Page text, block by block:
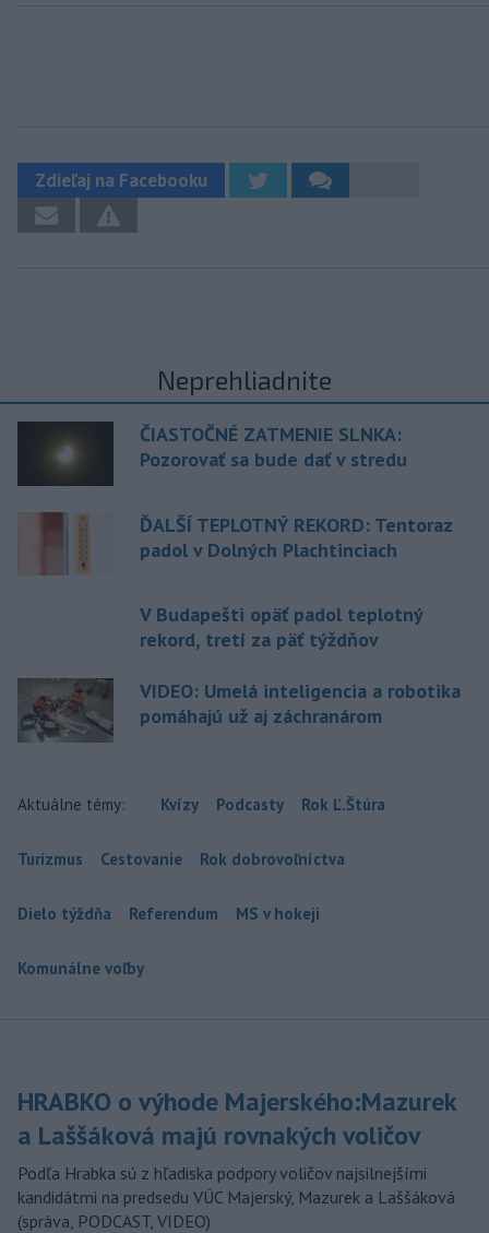
Zdieľaj na Facebooku
Neprehliadnite
ČIASTOČNÉ ZATMENIE SLNKA:
Pozorovať sa bude dať v stredu
ĎALŠÍ TEPLOTNÝ REKORD: Tentoraz
padol v Dolných Plachtinciach
V Budapešti opäť padol teplotný
rekord, tretí za päť týždňov
VIDEO: Umelá inteligencia a robotika
pomáhajú už aj záchranárom
Aktuálne témy: Kvízy Podcasty Rok Ľ.Štúra
Turizmus Cestovanie Rok dobrovoľníctva
Dielo týždňa Referendum MS v hokeji
Komunálne voľby
HRABKO o výhode Majerského:Mazurek
a Laššáková majú rovnakých voličov
Podľa Hrabka sú z hľadiska podpory voličov najsilnejšími
kandidátmi na predsedu VÚC Majerský, Mazurek a Laššáková
(správa, PODCAST, VIDEO)